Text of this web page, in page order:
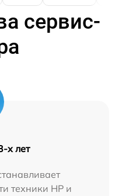
сервис-
х лет
техники HP и